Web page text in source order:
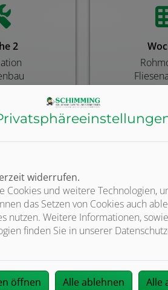
2
Dennis Caputo
Armaturen, die dem Auge
Tag zu etwas Besonderem
widerrufen.
Cookies und weitere Technologien,
das Setzen von Cookies auch
nutzen. Weitere Informationen,
finden Sie in unserer
öffnen Alle ablehnen Alle